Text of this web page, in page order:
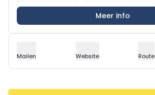
Meer info
Mailen Website Route